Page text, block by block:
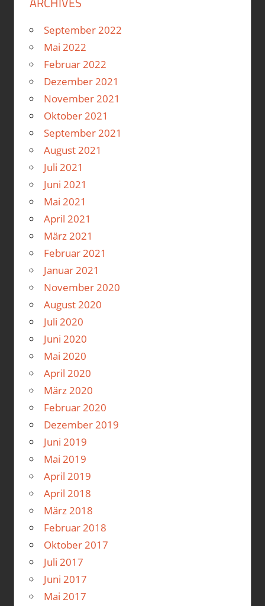
September 2022
Mai 2022
Februar 2022
Dezember 2021
November 2021
Oktober 2021
September 2021
August 2021
Juli 2021
Juni 2021
Mai 2021
April 2021
März 2021
Februar 2021
Januar 2021
November 2020
August 2020
Juli 2020
Juni 2020
Mai 2020
April 2020
März 2020
Februar 2020
Dezember 2019
Juni 2019
Mai 2019
April 2019
April 2018
März 2018
Februar 2018
Oktober 2017
Juli 2017
Juni 2017
Mai 2017